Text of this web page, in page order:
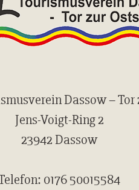
Dassow – Tor
Jens-Voigt-Ring 2
23942 Dassow
0176 50015584